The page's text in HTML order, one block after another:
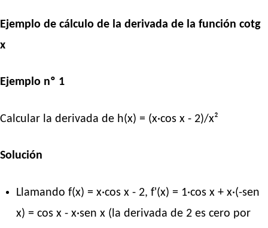
Ejemplo de cálculo de la derivada de la función cotg
x
Ejemplo nº 1
Calcular la derivada de h(x) = (x·cos x - 2)/x²
Solución
Llamando f(x) = x·cos x - 2, f'(x) = 1·cos x + x·(-sen
x) = cos x - x·sen x (la derivada de 2 es cero por